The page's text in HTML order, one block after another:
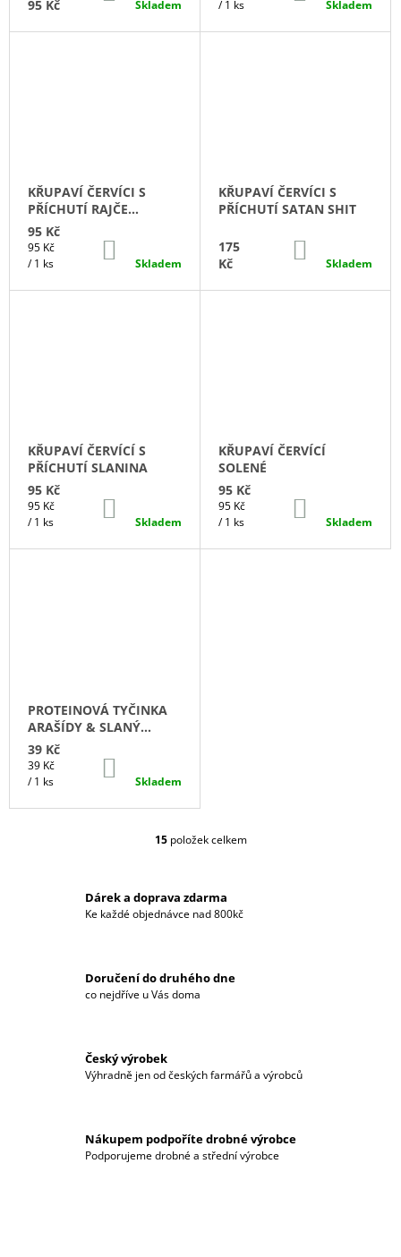
95 Kč Skladem / 1 ks Skladem
KŘUPAVÍ ČERVÍCI S
PŘÍCHUTÍ RAJČE
BAZALKA
95 Kč
Měrná
cena:
95 Kč
/ 1 ks
KOŠÍKU
Skladem
KŘUPAVÍ ČERVÍCI S
PŘÍCHUTÍ SATAN SHIT
175
Kč
KOŠÍKU
Skladem
KŘUPAVÍ ČERVÍCÍ S
PŘÍCHUTÍ SLANINA
95 Kč
Měrná
cena:
95 Kč
/ 1 ks
KOŠÍKU
Skladem
KŘUPAVÍ ČERVÍCÍ
SOLENÉ
95 Kč
Měrná
cena:
95 Kč
/ 1 ks
KOŠÍKU
Skladem
PROTEINOVÁ TYČINKA
ARAŠÍDY & SLANÝ
KARAMEL
39 Kč
Měrná
cena:
39 Kč
/ 1 ks
KOŠÍKU
Skladem
O
Á
D
P
R
V
Ý
S
U
15položek celkem
Dárek a doprava zdarma
Ke každé objednávce nad 800kč
Doručení do druhého dne
co nejdříve u Vás doma
Český výrobek
Výhradně jen od českých farmářů a výrobců
Nákupem podpoříte drobné výrobce
Podporujeme drobné a střední výrobce